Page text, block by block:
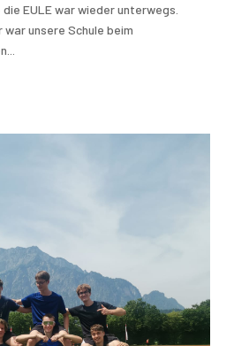
die EULE war wieder unterwegs.
war unsere Schule beim